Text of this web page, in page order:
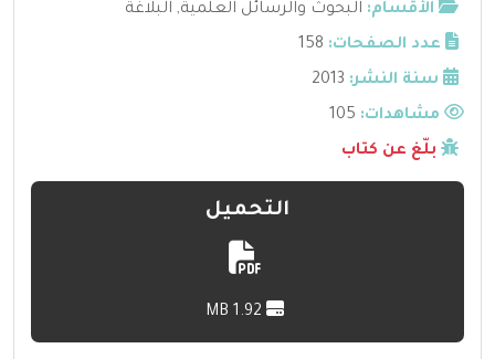
الأقسام: البحوث والرسائل العلمية, البلاغة
عدد الصفحات: 158
سنة النشر: 2013
مشاهدات:
بلّغ عن كتاب
التحميل